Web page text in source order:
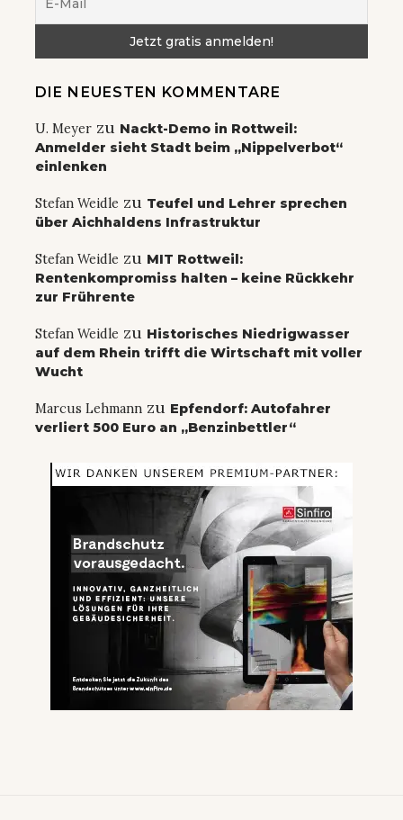
DIE NEUESTEN KOMMENTARE
U. Meyer zu Nackt-Demo in Rottweil:
Anmelder sieht Stadt beim „Nippelverbot“
einlenken
Stefan Weidle zu Teufel und Lehrer sprechen
über Aichhaldens Infrastruktur
Stefan Weidle zu MIT Rottweil:
Rentenkompromiss halten – keine Rückkehr
zur Frührente
Stefan Weidle zu Historisches Niedrigwasser
auf dem Rhein trifft die Wirtschaft mit voller
Wucht
Marcus Lehmann zu Epfendorf: Autofahrer
verliert 500 Euro an „Benzinbettler“